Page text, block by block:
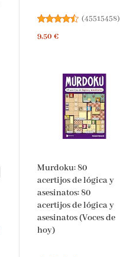
(45515458)
9,50 €
Murdoku: 80
acertijos de lógica y
asesinatos: 80
acertijos de lógica y
asesinatos (Voces de
hoy)